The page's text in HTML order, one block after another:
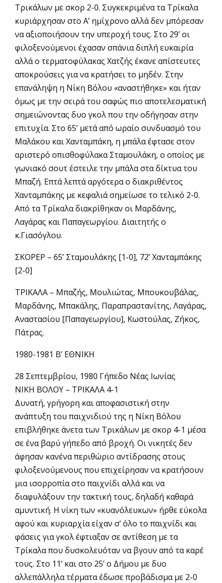
Τρικάλων με σκορ 2-0. Συγκεκριμένα τα Τρίκαλα
κυριάρχησαν στο Α’ ημίχρονο αλλά δεν μπόρεσαν
να αξιοποιήσουν την υπεροχή τους. Στο 29’ οι
φιλοξενούμενοι έχασαν σπάνια διπλή ευκαιρία
αλλά ο τερματοφύλακας Χατζής έκανε απίστευτες
αποκρούσεις για να κρατήσει το μηδέν. Στην
επανάληψη η Νίκη Βόλου «αναστήθηκε» και ήταν
όμως με την σειρά του σαφώς πιο αποτελεσματική
σημειώνοντας δυο γκολ που την οδήγησαν στην
επιτυχία. Στο 65’ μετά από ωραίο συνδυασμό του
Μαλάκου και Χανταμπάκη, η μπάλα έφτασε στον
αριστερό οπισθοφύλακα Σταμουλάκη, ο οποίος με
γωνιακό σουτ έστειλε την μπάλα στα δίκτυα του
Μπαζή. Επτά λεπτά αργότερα ο διακριθέντος
Χανταμπάκης με κεφαλιά σημείωσε το τελικό 2-0.
Από τα Τρίκαλα διακρίθηκαν οι Μαρδάνης,
Λαγάρας και Παπαγεωργίου. Διαιτητής ο
κ.Γιασόγλου.
ΣΚΟΡΕΡ – 65’ Σταμουλάκης [1-0], 72’ Χανταμπάκης
[2-0]
ΤΡΙΚΑΛΑ – Μπαζής, Μουλιώτας, Μπουκουβάλας,
Μαρδάνης, Μπακάλης, Παραπραστανίτης, Λαγάρας,
Αναστασίου [Παπαγεωργίου], Κωστούλας, Ζήκος,
Πάτρας.
1980-1981 Β’ ΕΘΝΙΚΗ
28 Σεπτεμβρίου, 1980 Γήπεδο Νέας Ιωνίας
ΝΙΚΗ ΒΟΛΟΥ – ΤΡΙΚΑΛΑ 4-1
Δυνατή, γρήγορη και αποφασιστική στην
ανάπτυξη του παιχνιδιού της η Νίκη Βόλου
επιβλήθηκε άνετα των Τρικάλων με σκορ 4-1 μέσα
σε ένα βαρύ γήπεδο από βροχή. Οι νικητές δεν
άφησαν κανένα περιθώριο αντίδρασης στους
φιλοξενούμενους που επιχείρησαν να κρατήσουν
μια ισορροπία στο παιχνίδι αλλά και να
διαφυλάξουν την τακτική τους, δηλαδή καθαρά
αμυντική. Η νίκη των «κυανόλευκων» ήρθε εύκολα
αφού και κυριαρχία είχαν σ’ όλο το παιχνίδι και
φάσεις για γκολ έφτιαξαν σε αντίθεση με τα
Τρίκαλα που δυσκολευόταν να βγουν από τα καρέ
τους. Στο 11’ και στο 25’ ο Δήμου με δυο
αλλεπάλληλα τέρματα έδωσε προβάδισμα με 2-0